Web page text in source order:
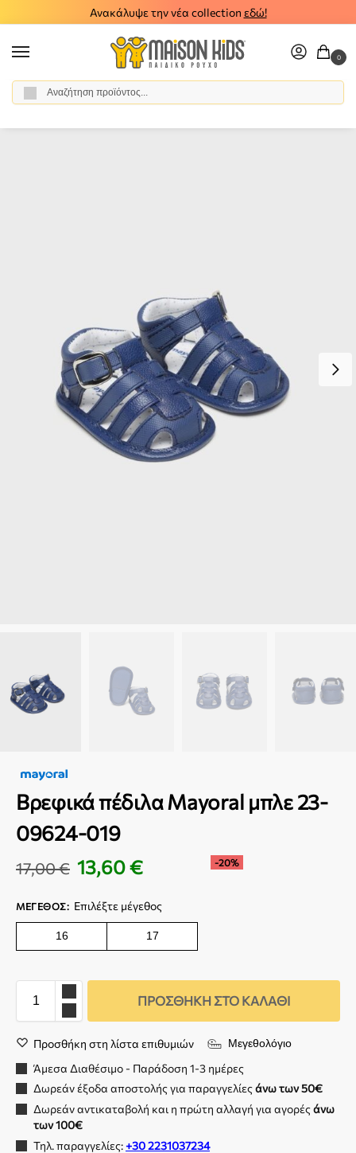
Ανακάλυψε την νέα collection εδώ!
0
Αρχική σελίδα / Βρεφικό Αγόρι
Βρεφικά πέδιλα Mayoral μπλε 23-
09624-019
17,00€ 13,60€ -20%
ΜΈΓΕΘΟΣ: Επιλέξτε μέγεθος
16 17
ΠΡΟΣΘΉΚΗ ΣΤΟ ΚΑΛΆΘΙ
Προσθήκη στη λίστα επιθυμιών Μεγεθολόγιο
Άμεσα Διαθέσιμο - Παράδοση 1-3 ημέρες
Δωρεάν έξοδα αποστολής για παραγγελίεςάνω των 50€
Δωρεάν αντικαταβολή και η πρώτη αλλαγή για αγορέςάνω
των 100€
Τηλ. παραγγελίες:+30 2231037234